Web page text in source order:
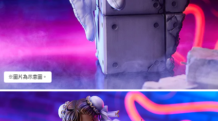
※圖片為示意圖。